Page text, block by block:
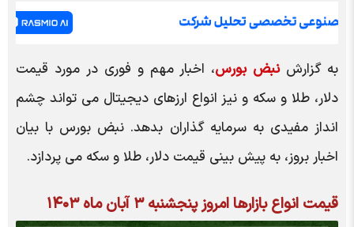
به گزارش نبض بورس، اخبار مهم و فوری در مورد قیمت
دلار، طلا و سکه و نیز انواع ارزهای دیجیتال می تواند چشم
انداز مفیدی به سرمایه گذاران بدهد. نبض بورس با بیان
اخبار بروز، به پیش بینی قیمت دلار، طلا و سکه می پردازد.
قیمت انواع بازار‌ها امروز پنجشنبه ۳ آبان ماه ۱۴۰۳